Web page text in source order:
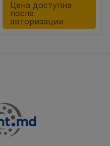
Цена доступна
после
авторизации